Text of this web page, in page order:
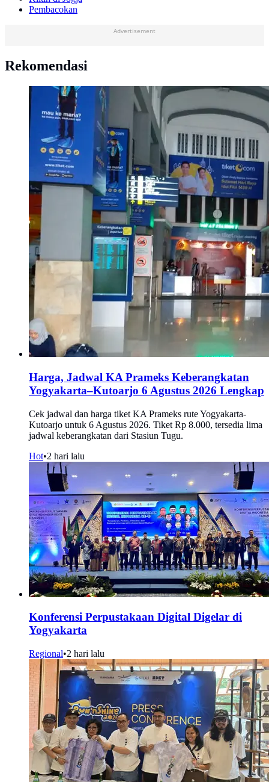
Pembacokan
Advertisement
Rekomendasi
Harga, Jadwal KA Prameks Keberangkatan
Yogyakarta–Kutoarjo 6 Agustus 2026 Lengkap
Cek jadwal dan harga tiket KA Prameks rute Yogyakarta-
Kutoarjo untuk 6 Agustus 2026. Tiket Rp 8.000, tersedia lima
jadwal keberangkatan dari Stasiun Tugu.
Hot•2 hari lalu
Konferensi Perpustakaan Digital Digelar di
Yogyakarta
Regional•2 hari lalu